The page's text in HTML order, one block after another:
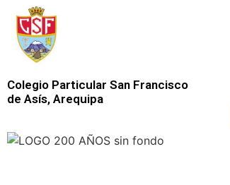
Colegio Particular San Francisco
de Asís, Arequipa